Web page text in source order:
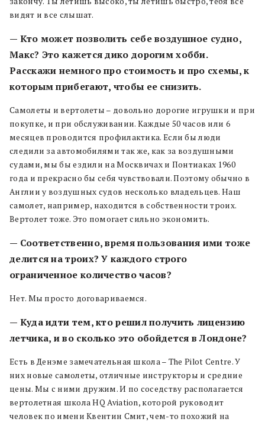
видят и все слышат.
— Кто может позволить себе воздушное судно,
Макс? Это кажется дико дорогим хобби.
Расскажи немного про стоимость и про схемы, к
которым прибегают, чтобы ее снизить.
Самолеты и вертолеты – довольно дорогие игрушки и при
покупке, и при обслуживании. Каждые 50 часов или 6
месяцев проводится профилактика. Если бы люди
следили за автомобилями так же, как за воздушными
судами, мы бы ездили на Москвичах и Понтиаках 1960
года и прекрасно бы себя чувствовали. Поэтому обычно в
Англии у воздушных судов несколько владельцев. Наш
самолет, например, находится в собственности троих.
Вертолет тоже. Это помогает сильно экономить.
— Соответственно, время пользования ими тоже
делится на троих? У каждого строго
ограниченное количество часов?
Нет. Мы просто договариваемся.
— Куда идти тем, кто решил получить лицензию
летчика, и во сколько это обойдется в Лондоне?
Есть в Денэме замечательная школа – The Pilot Centre. У
них новые самолеты, отличные инструкторы и средние
цены. Мы с ними дружим. И по соседству располагается
вертолетная школа HQ Aviation, которой руководит
человек по имени Квентин Смит, чем-то похожий на